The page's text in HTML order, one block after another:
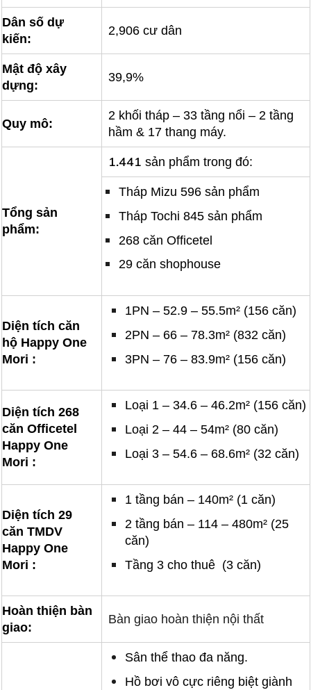
Dân số dự
kiến:
2,906 cư dân
Mật độ xây
dựng:
39,9%
Quy mô:
2 khối tháp – 33 tầng nổi – 2 tầng
hầm & 17 thang máy.
Tổng sản
phẩm:
1.441 sản phẩm trong đó:
Tháp Mizu 596 sản phẩm
Tháp Tochi 845 sản phẩm
268 căn Officetel
29 căn shophouse
Diện tích căn
hộ Happy One
Mori :
1PN – 52.9 – 55.5m² (156 căn)
2PN – 66 – 78.3m² (832 căn)
3PN – 76 – 83.9m² (156 căn)
Diện tích 268
căn Officetel
Happy One
Mori :
Loại 1 – 34.6 – 46.2m² (156 căn)
Loại 2 – 44 – 54m² (80 căn)
Loại 3 – 54.6 – 68.6m² (32 căn)
Diện tích 29
căn TMDV
Happy One
Mori :
1 tầng bán – 140m² (1 căn)
2 tầng bán – 114 – 480m² (25
căn)
Tầng 3 cho thuê (3 căn)
Hoàn thiện bàn
giao:
Bàn giao hoàn thiện nội thất
Sân thể thao đa năng.
Hồ bơi vô cực riêng biệt giành